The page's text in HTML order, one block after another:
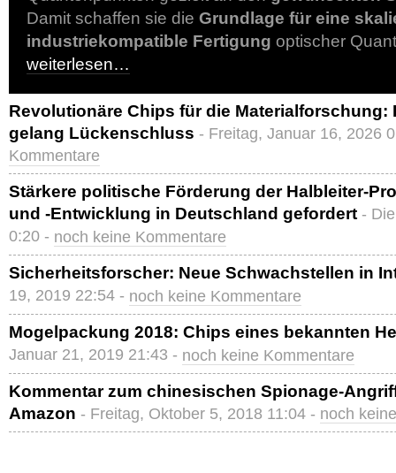
Damit schaffen sie die Grundlage für eine
industriekompatible Fertigung optischer
weiterlesen…
Revolutionäre Chips für die Materialforschung:
gelang Lückenschluss - Freitag, Januar 16, 2026
Kommentare
Stärkere politische Förderung der Halbleiter-
und -Entwicklung in Deutschland gefordert -
0:20 - noch keine Kommentare
Sicherheitsforscher: Neue Schwachstellen in
19, 2019 22:54 - noch keine Kommentare
Mogelpackung 2018: Chips eines bekannten
Januar 21, 2019 21:43 - noch keine Kommentare
Kommentar zum chinesischen Spionage-
Amazon - Freitag, Oktober 5, 2018 11:04 - noch